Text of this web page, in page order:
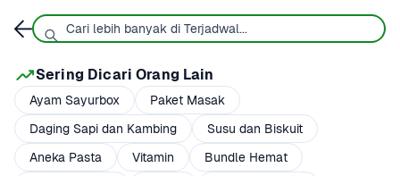
Sering Dicari Orang Lain
Ayam Sayurbox
Paket Masak
Daging Sapi dan Kambing
Susu dan Biskuit
Aneka Pasta
Vitamin
Bundle Hemat